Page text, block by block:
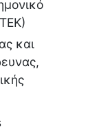
και